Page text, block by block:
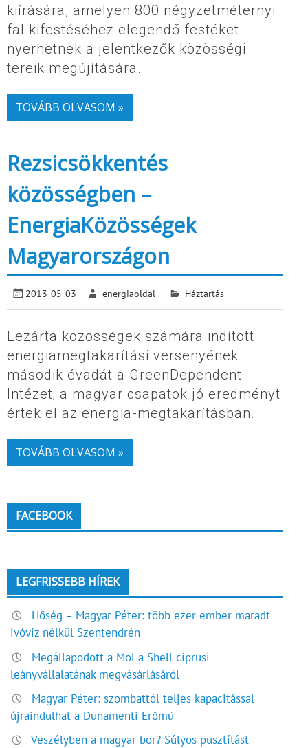
kiírására, amelyen 800 négyzetméternyi
fal kifestéséhez elegendő festéket
nyerhetnek a jelentkezők közösségi
tereik megújítására.
TOVÁBB OLVASOM »
Rezsicsökkentés
közösségben –
EnergiaKözösségek
Magyarországon
2013-05-03 energiaoldal Háztartás
Lezárta közösségek számára indított
energiamegtakarítási versenyének
második évadát a GreenDependent
Intézet; a magyar csapatok jó eredményt
értek el az energia-megtakarításban.
TOVÁBB OLVASOM »
FACEBOOK
LEGFRISSEBB HÍREK
Hőség – Magyar Péter: több ezer ember maradt
ivóvíz nélkül Szentendrén
Megállapodott a Mol a Shell ciprusi
leányvállalatának megvásárlásáról
Magyar Péter: szombattól teljes kapacitással
újraindulhat a Dunamenti Erőmű
Veszélyben a magyar bor? Súlyos pusztítást